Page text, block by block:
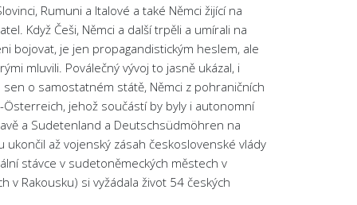
Rumuni a Italové a také Němci žijící na
Když Češi, Němci a další trpěli a umírali na
bojovat, je jen propagandistickým heslem, ale
mluvili. Poválečný vývoj to jasně ukázal, i
o samostatném státě, Němci z pohraničních
jehož součástí by byly i autonomní
a Sudetenland a Deutschsüdmöhren na
až vojenský zásah československé vlády
stávce v sudetoněmeckých městech v
Rakousku) si vyžádala život 54 českých